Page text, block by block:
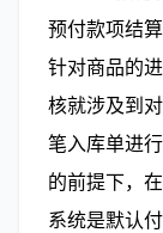
预付款项结
针对商品的
核就涉及到
笔入库单进
的前提下，
系统是默认